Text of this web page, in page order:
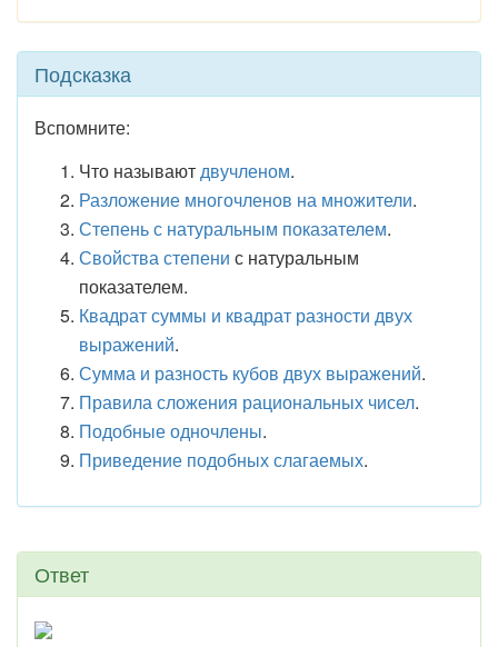
Подсказка
Вспомните:
Что называютдвучленом.
Разложение многочленов на множители.
Степень с натуральным показателем.
Свойства степени с натуральным
показателем.
Квадрат суммы и квадрат разности двух
выражений.
Сумма и разность кубов двух выражений.
Правила сложения рациональных чисел.
Подобные одночлены.
Приведение подобных слагаемых.
Ответ